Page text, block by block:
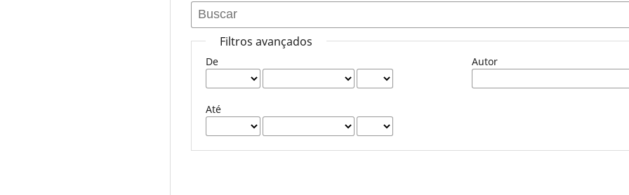
Filtros avançados
De
Até
Autor